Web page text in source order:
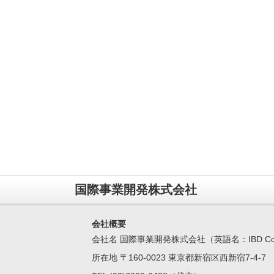
国際事業開発株式会社
会社概要
会社名 国際事業開発株式会社（英語名：IBD
所在地 〒160-0023 東京都新宿区西新宿7-4-